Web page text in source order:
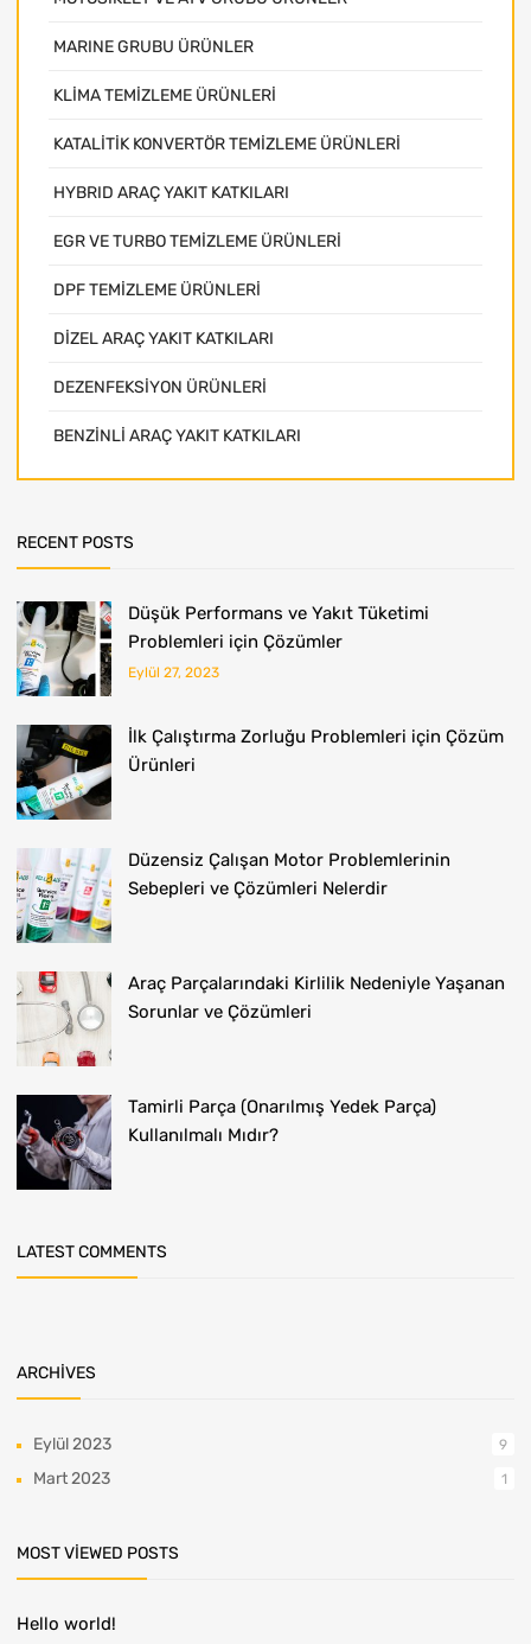
MARINE GRUBU ÜRÜNLER
KLİMA TEMİZLEME ÜRÜNLERİ
KATALİTİK KONVERTÖR TEMİZLEME ÜRÜNLERİ
HYBRID ARAÇ YAKIT KATKILARI
EGR VE TURBO TEMİZLEME ÜRÜNLERİ
DPF TEMİZLEME ÜRÜNLERİ
DİZEL ARAÇ YAKIT KATKILARI
DEZENFEKSİYON ÜRÜNLERİ
BENZİNLİ ARAÇ YAKIT KATKILARI
RECENT POSTS
Düşük Performans ve Yakıt Tüketimi
Problemleri için Çözümler
Eylül 27, 2023
İlk Çalıştırma Zorluğu Problemleri için Çözüm
Ürünleri
Düzensiz Çalışan Motor Problemlerinin
Sebepleri ve Çözümleri Nelerdir
Araç Parçalarındaki Kirlilik Nedeniyle Yaşanan
Sorunlar ve Çözümleri
Tamirli Parça (Onarılmış Yedek Parça)
Kullanılmalı Mıdır?
LATEST COMMENTS
ARCHIVES
Eylül 2023 9
Mart 2023 1
MOST VIEWED POSTS
Hello world!